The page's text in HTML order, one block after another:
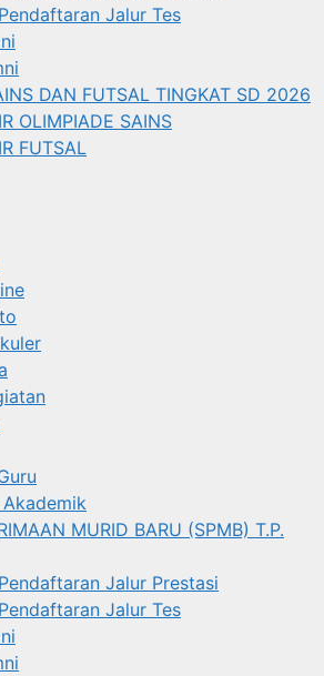
Jalur Tes
DAN FUTSAL TINGKAT SD 2026
OLIMPIADE SAINS
FUTSAL
MURID BARU (SPMB) T.P.
Jalur Prestasi
Jalur Tes